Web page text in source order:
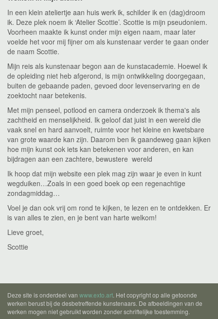
In een klein ateliertje aan huis werk ik, schilder ik en (dag)droom
ik. Deze plek noem ik ‘Atelier Scottie’. Scottie is mijn pseudoniem.
Voorheen maakte ik kunst onder mijn eigen naam, maar later
voelde het voor mij fijner om als kunstenaar verder te gaan onder
de naam Scottie.
Mijn reis als kunstenaar begon aan de kunstacademie. Hoewel ik
de opleiding niet heb afgerond, is mijn ontwikkeling doorgegaan,
buiten de gebaande paden, gevoed door levenservaring en de
zoektocht naar betekenis.
Met mijn penseel, potlood en camera onderzoek ik thema's als
zachtheid en menselijkheid. Ik geloof dat juist in een wereld die
vaak snel en hard aanvoelt, ruimte voor het kleine en kwetsbare
van grote waarde kan zijn. Daarom ben ik gaandeweg gaan kijken
hoe mijn kunst ook iets kan betekenen voor anderen, en kan
bijdragen aan een zachtere, bewustere wereld
Ik hoop dat mijn website een plek mag zijn waar je even in kunt
wegduiken…Zoals in een goed boek op een regenachtige
zondagmiddag…
Voel je dan ook vrij om rond te kijken, te lezen en te ontdekken. Er
is van alles te zien, en je bent van harte welkom!
Lieve groet,
Scottie
Deze site is onderdeel van www.exto.art. Het copyright op alle getoonde
werken berust bij de desbetreffende kunstenaars. De afbeeldingen van de
werken mogen niet gebruikt worden zonder schriftelijke toestemming.